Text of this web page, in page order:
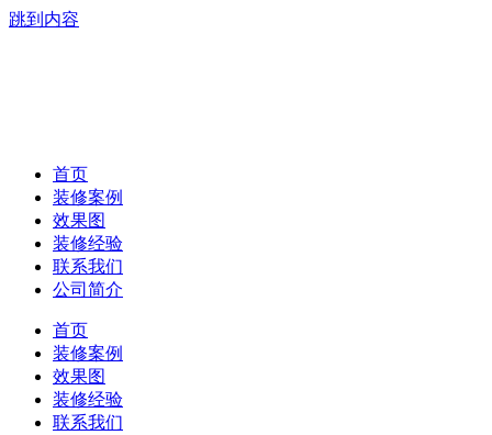
跳到内容
首页
装修案例
效果图
装修经验
联系我们
公司简介
首页
装修案例
效果图
装修经验
联系我们